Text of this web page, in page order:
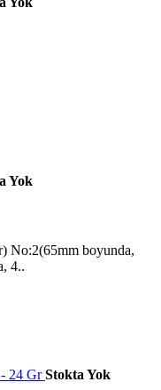
Yok
No:2(65mm boyunda,
4..
Stokta Yok